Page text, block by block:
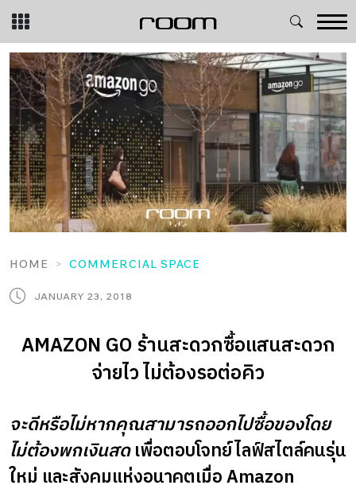
Skip
content
HOME COMMERCIAL SPACE
JANUARY 23, 2018
AMAZON GO ร้านสะดวกซื้อแสนสะดวก
จ่ายไว ไม่ต้องรอต่อคิว
จะดีหรือไม่หากคุณสามารถออกไปซื้อของโดย
ไม่ต้องพกเงินสดเพื่อตอบโจทย์ไลฟ์สไตล์คนรุ่น
ใหม่ และสังคมแห่งอนาคตเมื่อ Amazon